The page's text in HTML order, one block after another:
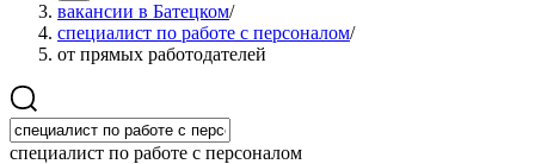
вакансии в Батецком/
специалист по работе с персоналом/
от прямых работодателей
специалист по работе с персоналом